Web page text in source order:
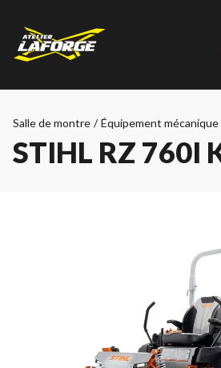
Salle de montre / Équipement mécanique
STIHL RZ 760I